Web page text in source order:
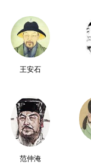
王安石
范仲淹